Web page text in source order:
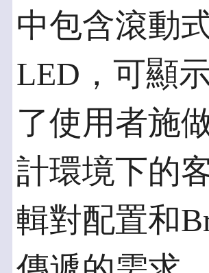
中包含滾動
LED，可顯
了使用者施
計環境下的
輯對配置和